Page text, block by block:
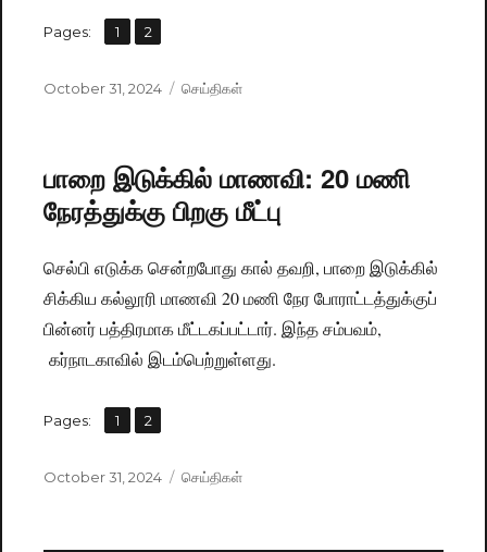
Pages: Page
1 ,
Page
2
Posted
October 31, 2024 Categories
செய்திகள்
பாறை இடுக்கில் மாணவி: 20 மணி
நேரத்துக்கு பிறகு மீட்பு
செல்பி எடுக்க சென்றபோது கால் தவறி, பாறை இடுக்கில்
சிக்கிய கல்லூரி மாணவி 20 மணி நேர போராட்டத்துக்குப்
பின்னர் பத்திரமாக‌ மீட்டகப்பட்டார். இந்த சம்பவம்,
கர்நாடகாவில் இடம்பெற்றுள்ளது.
Pages: Page
1 ,
Page
2
Posted
October 31, 2024 Categories
செய்திகள்